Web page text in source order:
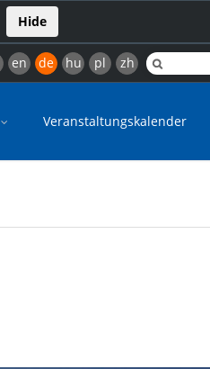
Hide
en de hu pl zh
Veranstaltungskalender